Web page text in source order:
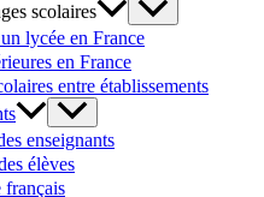
scolaires
lycée en France
en France
entre établissements
enseignants
élèves
français